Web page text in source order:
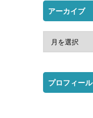
アーカイブ
プロフィール